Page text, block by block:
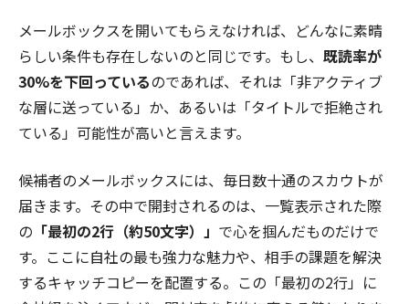
メールボックスを開いてもらえなければ、どんなに素晴
らしい条件も存在しないのと同じです。もし、 既読率が
30%を下回っているのであれば、それは「非アクティブ
な層に送っている」か、あるいは「タイトルで拒絶され
ている」可能性が高いと言えます。
候補者のメールボックスには、毎日数十通のスカウトが
届きます。その中で開封されるのは、一覧表示された際
の 「最初の2行（約50文字）」 で心を掴んだものだけで
す。ここに自社の最も強力な魅力や、相手の課題を解決
するキャッチコピーを配置する。この「最初の2行」に